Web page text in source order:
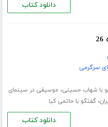
دانلود کتاب
سرگرمی
با شهاب حسینی، موسیقی در سینمای
،گفتگو با حاتمی کیا
دانلود کتاب